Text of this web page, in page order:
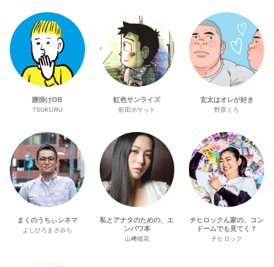
腰掛けOB
TSUKURU
虹色サンライズ
前田ポケット
玄太はオレが好き
野原くろ
まくのうちぃシネマ
よしひろまさみち
私とアナタのための、エ
ンパワ本
山﨑穂花
チヒロックん家の、コン
ドームでも見てく？
チヒロック